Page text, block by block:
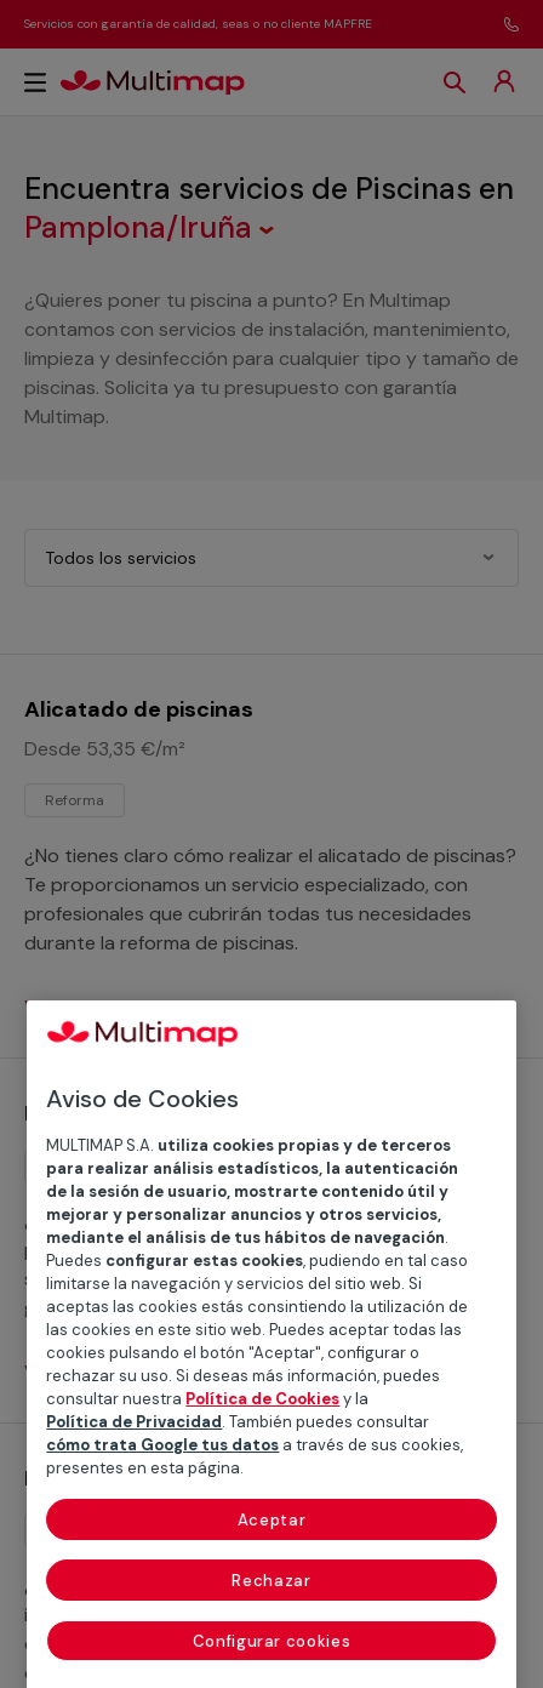
Servicios con garantía de calidad, seas o no cliente MAPFRE
Encuentra servicios de Piscinas en
Pamplona/Iruña
¿Quieres poner tu piscina a punto? En Multimap
contamos con servicios de instalación, mantenimiento,
limpieza y desinfección para cualquier tipo y tamaño de
piscinas. Solicita ya tu presupuesto con garantía
Multimap.
Todos los servicios
Alicatado de piscinas
Desde 53,35 €/m²
Reforma
¿No tienes claro cómo realizar el alicatado de piscinas?
Te proporcionamos un servicio especializado, con
profesionales que cubrirán todas tus necesidades
durante la reforma de piscinas.
Ver servicios
Desinfección de piscinas
Mantenimiento
¿No sabes a quién llamar para la desinfección de
piscinas? El proceso es imprescindible para la
salubridad de tu instalación. Nuestros servicios te
garantizan un óptimo resultado para la piscina de tu
hogar o negocio.
Ver servicios
Impermeabilización de piscinas
Reforma
¿Buscas a alguien que te ayude con la
impermeabilización de piscinas? Contamos con
equipos de expertos en la materia que cubrirán
cualquier necesidad en la impermeabilización de
Aviso de Cookies
MULTIMAP S.A. utiliza cookies propias y de terceros
para realizar análisis estadísticos, la autenticación
de la sesión de usuario, mostrarte contenido útil y
mejorar y personalizar anuncios y otros servicios,
mediante el análisis de tus hábitos de navegación.
Puedes configurar estas cookies, pudiendo en tal caso
limitarse la navegación y servicios del sitio web. Si
aceptas las cookies estás consintiendo la utilización de
las cookies en este sitio web. Puedes aceptar todas las
cookies pulsando el botón "Aceptar", configurar o
rechazar su uso. Si deseas más información, puedes
consultar nuestra Política de Cookiesy la
Política de Privacidad. También puedes consultar
cómo trata Google tus datos a través de sus cookies,
presentes en esta página.
Configurar cookies
Rechazar
Aceptar